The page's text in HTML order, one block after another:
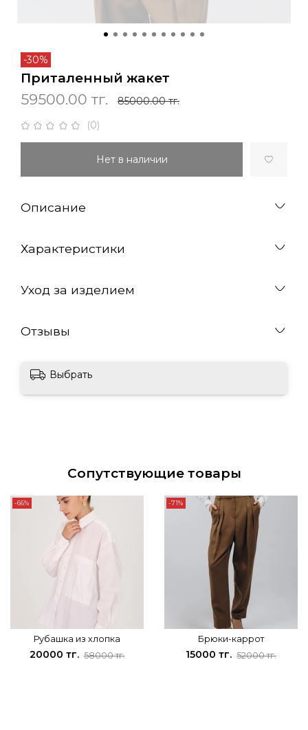
-30%
(0)
Приталенный жакет
59500.00 тг. 85000.00 тг.
Нет в наличии
Описание
Характеристики
Уход за изделием
Отзывы
Выбрать
Сопутствующие товары
-66%
Рубашка из хлопка
20000 тг. 58000 тг.
-71%
Брюки-каррот
15000 тг. 52000 тг.